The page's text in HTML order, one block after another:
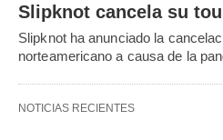
Slipknot cancela su
Slipknot ha anunciado la
norteamericano a causa de la
NOTICIAS RECIENTES